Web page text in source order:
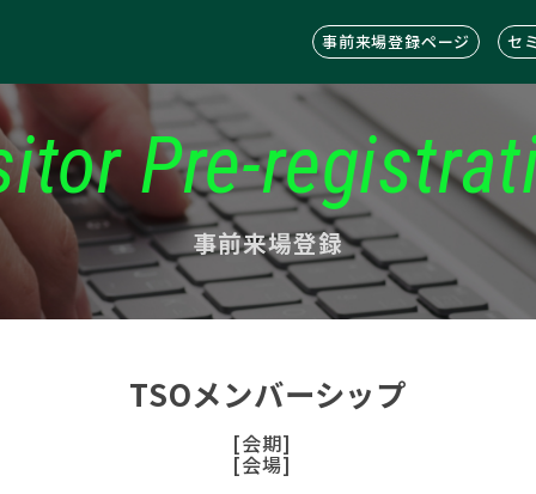
事前来場登録ページ セ
Pre-
事前来場登録
TSOメンバーシップ
[会期]
[会場]